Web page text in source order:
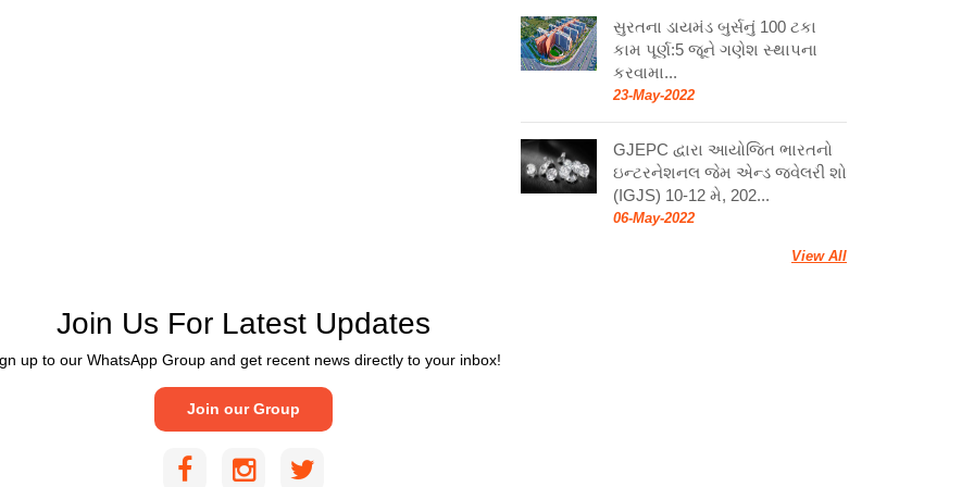
સુરતના ડાયમંડ બુર્સનું 100 ટકા
કામ પૂર્ણ:5 જૂને ગણેશ સ્થાપના
કરવામા...
23-May-2022
GJEPC દ્વારા આયોજિત ભારતનો
ઇન્ટરનેશનલ જેમ એન્ડ જ્વેલરી શો
(IGJS) 10-12 મે, 202...
06-May-2022
View All
Join Us For Latest Updates
up to our WhatsApp Group and get recent news directly to your inbox!
Join our Group